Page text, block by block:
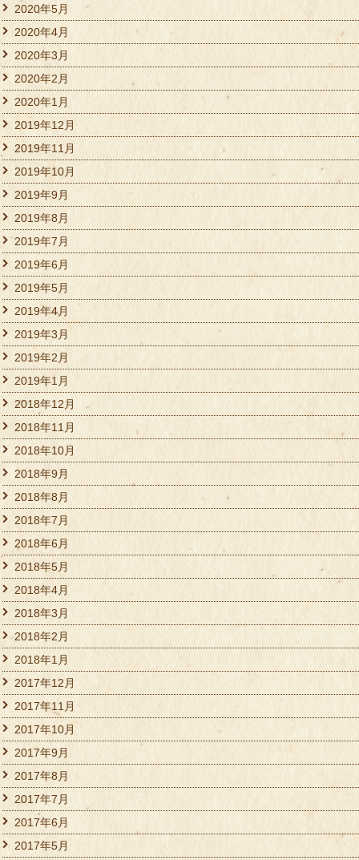
2020年5月
2020年4月
2020年3月
2020年2月
2020年1月
2019年12月
2019年11月
2019年10月
2019年9月
2019年8月
2019年7月
2019年6月
2019年5月
2019年4月
2019年3月
2019年2月
2019年1月
2018年12月
2018年11月
2018年10月
2018年9月
2018年8月
2018年7月
2018年6月
2018年5月
2018年4月
2018年3月
2018年2月
2018年1月
2017年12月
2017年11月
2017年10月
2017年9月
2017年8月
2017年7月
2017年6月
2017年5月